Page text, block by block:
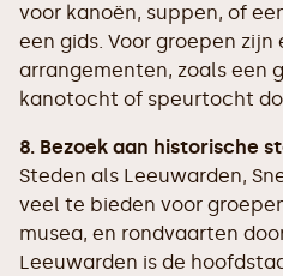
voor kanoën, suppen, of
een gids. Voor groepen
arrangementen, zoals een
kanotocht of speurtocht
8. Bezoek aan historische
Steden als Leeuwarden,
veel te bieden voor
musea, en rondvaarten
Leeuwarden is de